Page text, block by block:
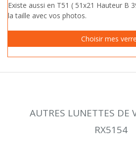
Existe aussi en T51 ( 51x21 Hauteur B
la taille avec vos photos.
AUTRES LUNETTES DE
RX5154